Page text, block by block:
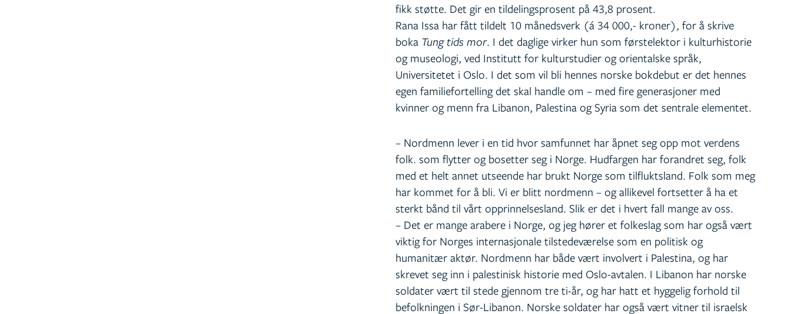
fikk støtte. Det gir en tildelingsprosent på 43,8 prosent.
Rana Issa har fått tildelt 10 månedsverk (á 34 000,- kroner), for å skrive
boka Tung tids mor. I det daglige virker hun som førstelektor i kulturhistorie
og museologi, ved Institutt for kulturstudier og orientalske språk,
Universitetet i Oslo. I det som vil bli hennes norske bokdebut er det hennes
egen familiefortelling det skal handle om – med fire generasjoner med
kvinner og menn fra Libanon, Palestina og Syria som det sentrale elementet.
– Nordmenn lever i en tid hvor samfunnet har åpnet seg opp mot verdens
folk. som flytter og bosetter seg i Norge. Hudfargen har forandret seg, folk
med et helt annet utseende har brukt Norge som tilfluktsland. Folk som meg
har kommet for å bli. Vi er blitt nordmenn – og allikevel fortsetter å ha et
sterkt bånd til vårt opprinnelsesland. Slik er det i hvert fall mange av oss.
– Det er mange arabere i Norge, og jeg hører et folkeslag som har også vært
viktig for Norges internasjonale tilstedeværelse som en politisk og
humanitær aktør. Nordmenn har både vært involvert i Palestina, og har
skrevet seg inn i palestinisk historie med Oslo-avtalen. I Libanon har norske
soldater vært til stede gjennom tre ti-år, og har hatt et hyggelig forhold til
befolkningen i Sør-Libanon. Norske soldater har også vært vitner til israelsk